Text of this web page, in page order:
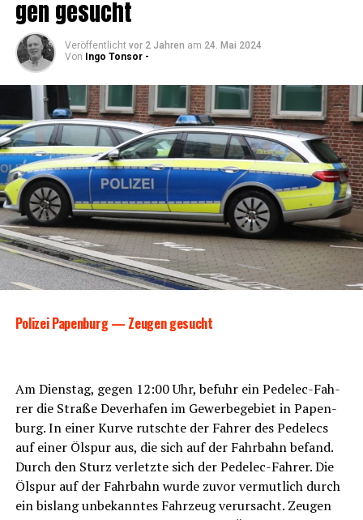
gen gesucht
Veröffentlicht vor 2 Jahren am 24. Mai 2024
Von
Ingo Tonsor -
Poli­zei Papen­burg — Zeu­gen gesucht
Am Diens­tag, gegen 12:00 Uhr, befuhr ein Pedelec-Fah­
rer die Stra­ße Dever­ha­fen im Gewer­be­ge­biet in Papen­
burg. In einer Kur­ve rutsch­te der Fah­rer des Pedelecs
auf einer Ölspur aus, die sich auf der Fahr­bahn befand.
Durch den Sturz ver­letz­te sich der Pedelec-Fah­rer. Die
Ölspur auf der Fahr­bahn wur­de zuvor ver­mut­lich durch
ein bis­lang unbe­kann­tes Fahr­zeug ver­ur­sacht. Zeu­gen